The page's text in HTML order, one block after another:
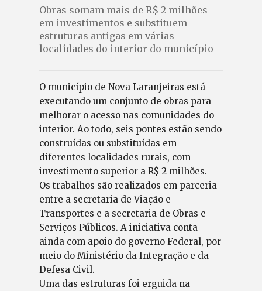
Obras somam mais de R$ 2 milhões
em investimentos e substituem
estruturas antigas em várias
localidades do interior do município
O município de Nova Laranjeiras está
executando um conjunto de obras para
melhorar o acesso nas comunidades do
interior. Ao todo, seis pontes estão sendo
construídas ou substituídas em
diferentes localidades rurais, com
investimento superior a R$ 2 milhões.
Os trabalhos são realizados em parceria
entre a secretaria de Viação e
Transportes e a secretaria de Obras e
Serviços Públicos. A iniciativa conta
ainda com apoio do governo Federal, por
meio do Ministério da Integração e da
Defesa Civil.
Uma das estruturas foi erguida na